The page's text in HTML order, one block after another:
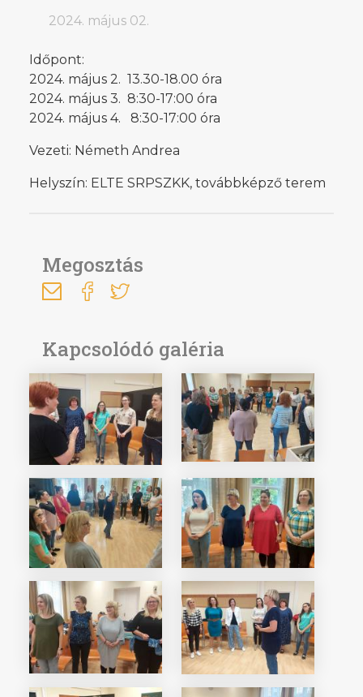
2024. május 02.
Időpont:
2024. május 2. 13.30-18.00 óra
2024. május 3. 8:30-17:00 óra
2024. május 4. 8:30-17:00 óra
Vezeti: Németh Andrea
Helyszín: ELTE SRPSZKK, továbbképző terem
Megosztás
Kapcsolódó galéria